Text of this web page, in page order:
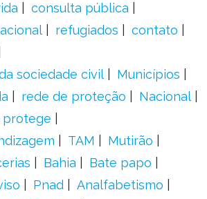
consulta pública
refugiados
contato
sociedade civil
Municípios
rede de proteção
Nacional
protege
TAM
Mutirão
Bahia
Bate papo
Pnad
Analfabetismo